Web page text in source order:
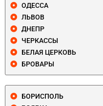
ОДЕССА
ЛЬВОВ
ДНЕПР
ЧЕРКАССЫ
БЕЛАЯ ЦЕРКОВЬ
БРОВАРЫ
БОРИСПОЛЬ